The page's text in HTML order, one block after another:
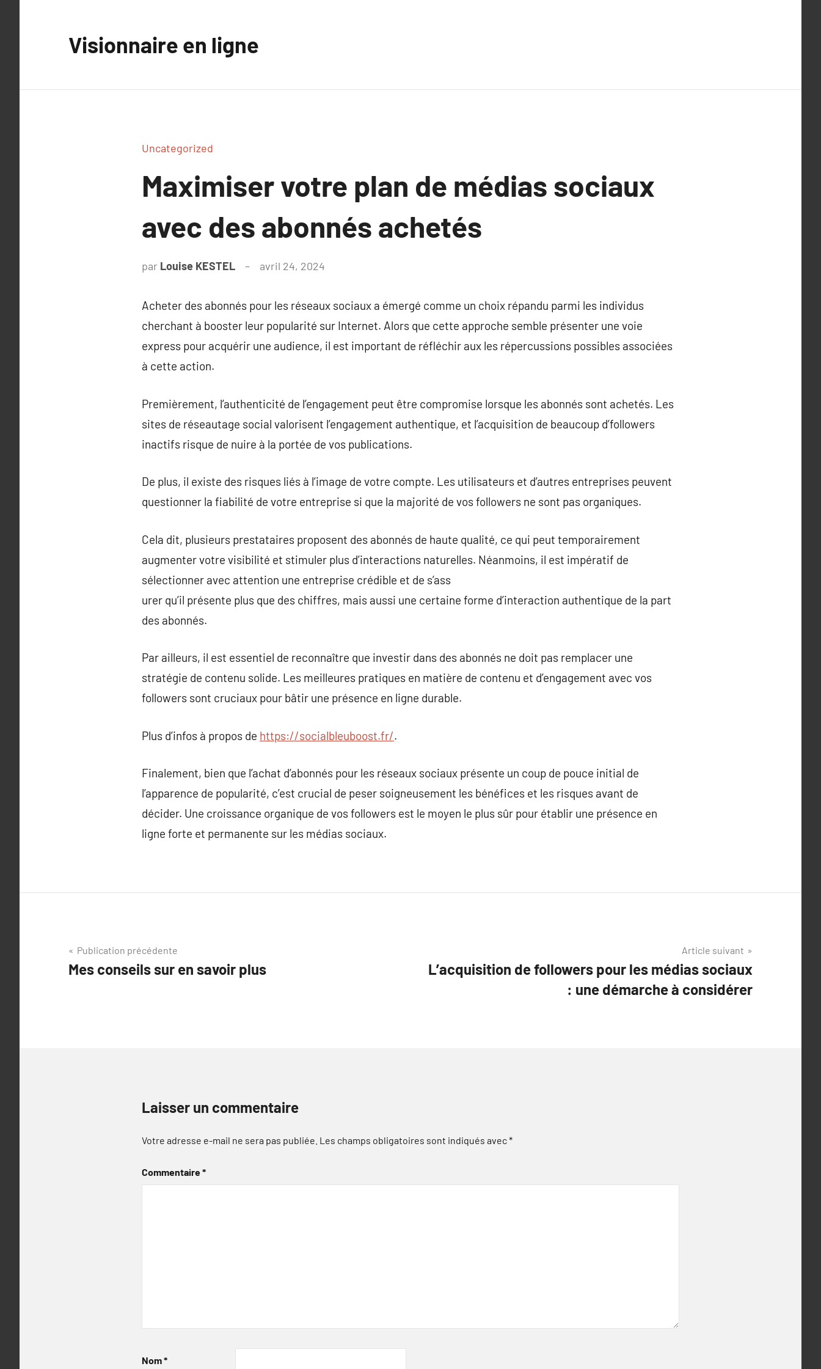
Visionnaire en ligne
Uncategorized
Maximiser votre plan de médias sociaux
avec des abonnés achetés
par Louise KESTEL avril 24, 2024
Acheter des abonnés pour les réseaux sociaux a émergé comme un choix répandu parmi les individus
cherchant à booster leur popularité sur Internet. Alors que cette approche semble présenter une voie
express pour acquérir une audience, il est important de réfléchir aux les répercussions possibles associées
à cette action.
Premièrement, l’authenticité de l’engagement peut être compromise lorsque les abonnés sont achetés. Les
sites de réseautage social valorisent l’engagement authentique, et l’acquisition de beaucoup d’followers
inactifs risque de nuire à la portée de vos publications.
De plus, il existe des risques liés à l’image de votre compte. Les utilisateurs et d’autres entreprises peuvent
questionner la fiabilité de votre entreprise si que la majorité de vos followers ne sont pas organiques.
Cela dit, plusieurs prestataires proposent des abonnés de haute qualité, ce qui peut temporairement
augmenter votre visibilité et stimuler plus d’interactions naturelles. Néanmoins, il est impératif de
sélectionner avec attention une entreprise crédible et de s’ass
urer qu’il présente plus que des chiffres, mais aussi une certaine forme d’interaction authentique de la part
des abonnés.
Par ailleurs, il est essentiel de reconnaître que investir dans des abonnés ne doit pas remplacer une
stratégie de contenu solide. Les meilleures pratiques en matière de contenu et d’engagement avec vos
followers sont cruciaux pour bâtir une présence en ligne durable.
Plus d’infos à propos de https://socialbleuboost.fr/.
Finalement, bien que l’achat d’abonnés pour les réseaux sociaux présente un coup de pouce initial de
l’apparence de popularité, c’est crucial de peser soigneusement les bénéfices et les risques avant de
décider. Une croissance organique de vos followers est le moyen le plus sûr pour établir une présence en
ligne forte et permanente sur les médias sociaux.
Navigation
de
Publication précédente
Mes conseils sur en savoir plus
Article suivant
L’acquisition de followers pour les médias sociaux
: une démarche à considérer
Laisser un commentaire
Votre adresse e-mail ne sera pas publiée. Les champs obligatoires sont indiqués avec*
Commentaire*
Nom*